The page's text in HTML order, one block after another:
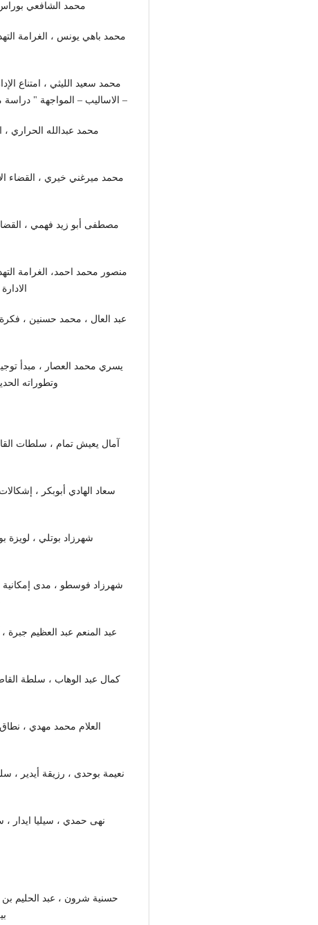
(12محمد الشافعي
محمد باهي يونس ، الغرامة
– الاساليب – المواجهة " دراسة
محمد ميرغني خيري ، القضاء
مصطفى أبو زيد فهمي ،
منصور محمد احمد، الغرامة
يسري محمد العصار ، مبدأ
وتطوراته
العلام محمد مهدي ،
حسنية شرون ، عبد الحليم